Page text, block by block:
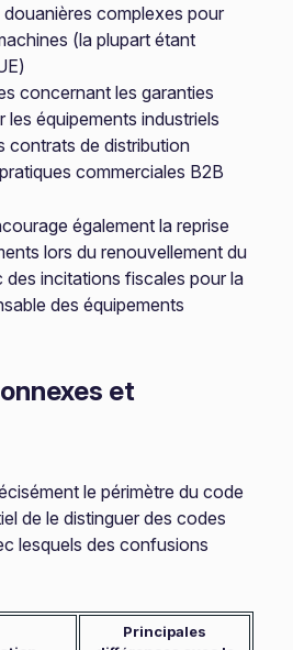
complexes pour
(la plupart étant
concernant les garanties
les équipements industriels
contrats de distribution
commerciales B2B
également la reprise
lors du renouvellement du
des incitations fiscales pour la
des équipements
et
le périmètre du code
de le distinguer des codes
lesquels des confusions
Principales